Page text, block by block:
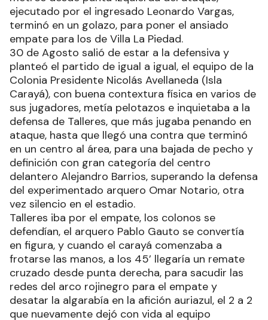
ejecutado por el ingresado Leonardo Vargas,
terminó en un golazo, para poner el ansiado
empate para los de Villa La Piedad.
30 de Agosto salió de estar a la defensiva y
planteó el partido de igual a igual, el equipo de la
Colonia Presidente Nicolás Avellaneda (Isla
Carayá), con buena contextura física en varios de
sus jugadores, metía pelotazos e inquietaba a la
defensa de Talleres, que más jugaba penando en
ataque, hasta que llegó una contra que terminó
en un centro al área, para una bajada de pecho y
definición con gran categoría del centro
delantero Alejandro Barrios, superando la defensa
del experimentado arquero Omar Notario, otra
vez silencio en el estadio.
Talleres iba por el empate, los colonos se
defendían, el arquero Pablo Gauto se convertía
en figura, y cuando el carayá comenzaba a
frotarse las manos, a los 45’ llegaría un remate
cruzado desde punta derecha, para sacudir las
redes del arco rojinegro para el empate y
desatar la algarabía en la afición auriazul, el 2 a 2
que nuevamente dejó con vida al equipo